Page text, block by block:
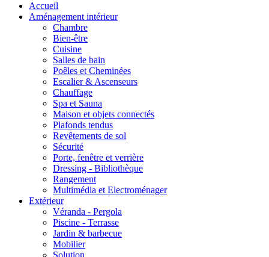
Accueil
Aménagement intérieur
Chambre
Bien-être
Cuisine
Salles de bain
Poêles et Cheminées
Escalier & Ascenseurs
Chauffage
Spa et Sauna
Maison et objets connectés
Plafonds tendus
Revêtements de sol
Sécurité
Porte, fenêtre et verrière
Dressing - Bibliothèque
Rangement
Multimédia et Electroménager
Extérieur
Véranda - Pergola
Piscine - Terrasse
Jardin & barbecue
Mobilier